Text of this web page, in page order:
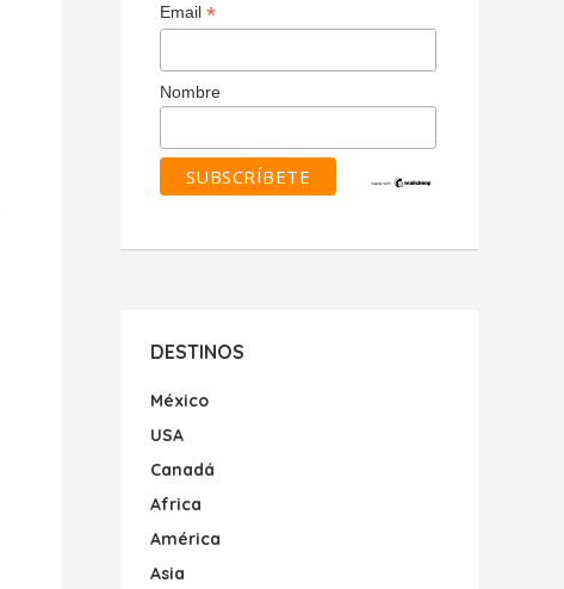
Email *
Nombre
DESTINOS
México
USA
Canadá
Africa
América
Asia